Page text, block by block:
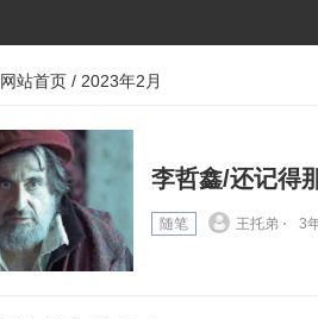
网站首页 / 2023年2月
李哲鑫/还记得
随笔 王托弟 ⋅ 3